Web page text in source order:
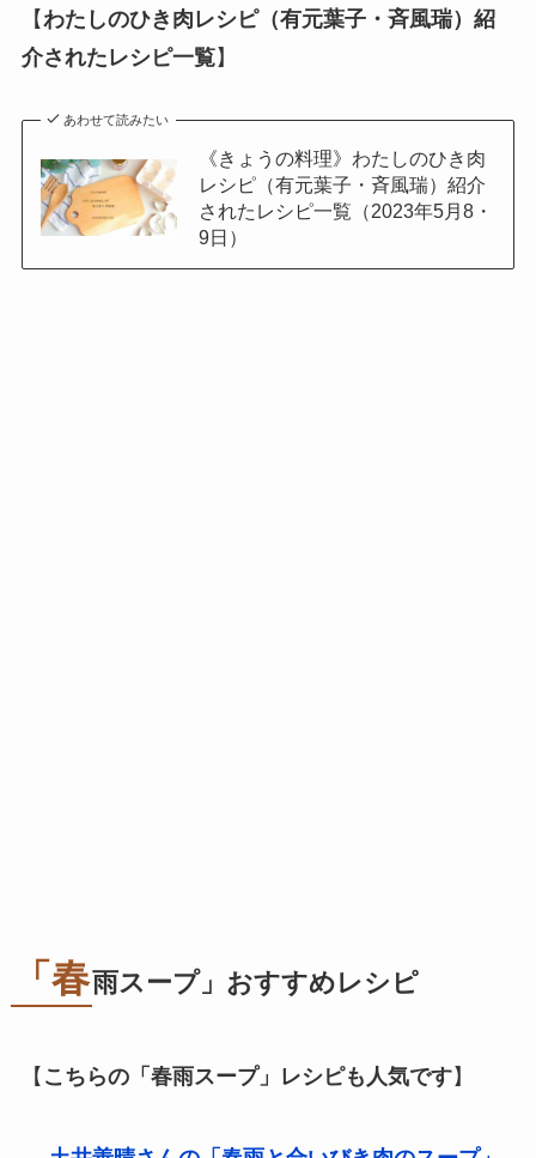
【わたしのひき肉レシピ（有元葉子・斉風瑞）紹
介されたレシピ一覧】
あわせて読みたい
《きょうの料理》わたしのひき肉
レシピ（有元葉子・斉風瑞）紹介
されたレシピ一覧（2023年5月8・
9日）
「春雨スープ」おすすめレシピ
【 こちらの「春雨スープ」レシピも人気です】